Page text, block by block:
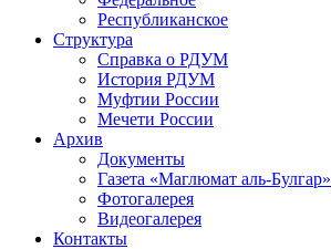
Республиканское
Структура
Справка о РДУМ
История РДУМ
Муфтии России
Мечети России
Архив
Документы
Газета «Маглюмат аль-Булгар»
Фотогалерея
Видеогалерея
Контакты